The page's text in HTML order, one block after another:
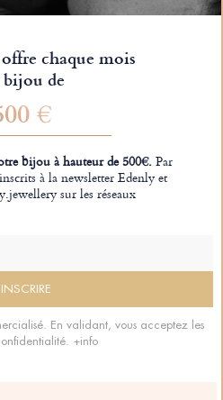
chaque mois
de
€
bijou à hauteur de 500€.Par
à la newsletter Edenly et
sur les réseaux
En validant, vous acceptez les
+info